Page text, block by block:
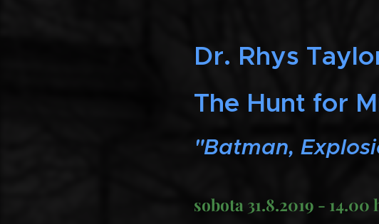
Dr. Rhys
The Hunt for
"Batman,
sobota 31.8.2019 -